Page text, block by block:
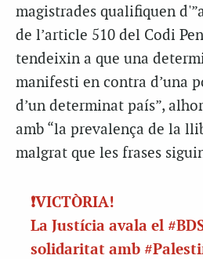
magistrades qualifiquen
de l’article 510 del Codi
tendeixin a que una
manifesti en contra d’una
d’un determinat país”,
amb “la prevalença de la
malgrat que les frases
❗VICTÒRIA!
La Justícia avala el
solidaritat amb